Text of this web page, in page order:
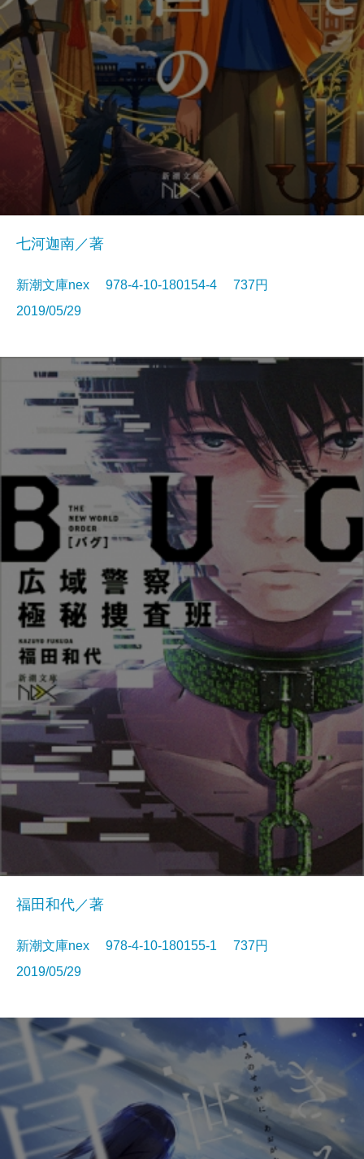
七河迦南／著
新潮文庫nex 978-4-10-180154-4 737円
2019/05/29
福田和代／著
新潮文庫nex 978-4-10-180155-1 737円
2019/05/29